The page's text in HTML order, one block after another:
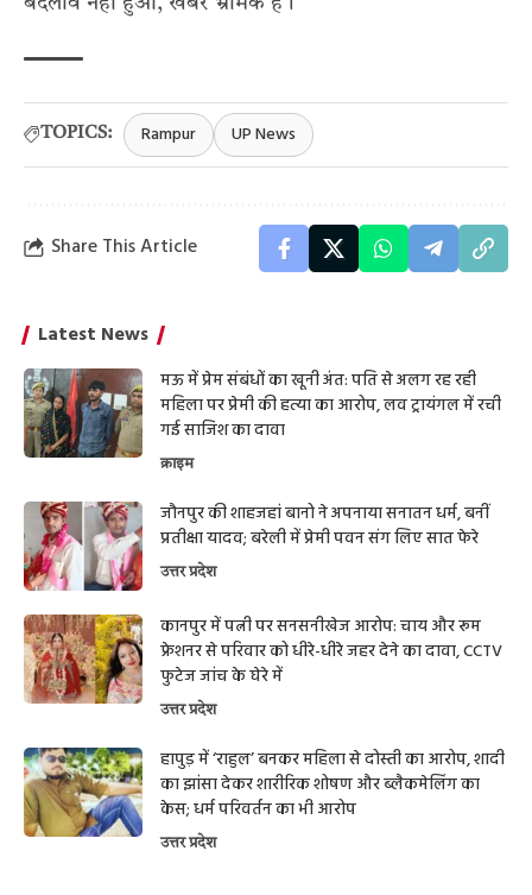
TOPICS: Rampur UP News
Share This Article
Latest News
मऊ में प्रेम संबंधों का खूनी अंत: पति से अलग रह रही
महिला पर प्रेमी की हत्या का आरोप, लव ट्रायंगल में रची
गई साजिश का दावा
क्राइम
जौनपुर की शाहजहां बानो ने अपनाया सनातन धर्म, बनीं
प्रतीक्षा यादव; बरेली में प्रेमी पवन संग लिए सात फेरे
उत्तर प्रदेश
कानपुर में पत्नी पर सनसनीखेज आरोप: चाय और रूम
फ्रेशनर से परिवार को धीरे-धीरे जहर देने का दावा, CCTV
फुटेज जांच के घेरे में
उत्तर प्रदेश
हापुड़ में ‘राहुल’ बनकर महिला से दोस्ती का आरोप, शादी
का झांसा देकर शारीरिक शोषण और ब्लैकमेलिंग का
केस; धर्म परिवर्तन का भी आरोप
उत्तर प्रदेश